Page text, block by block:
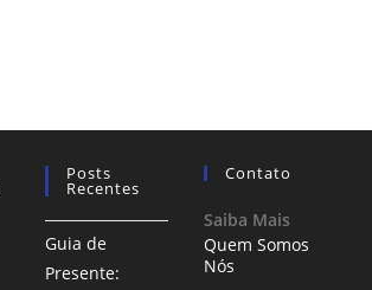
Posts
Recentes
Guia de
Presente:
Contato
Saiba Mais
Quem Somos
Nós